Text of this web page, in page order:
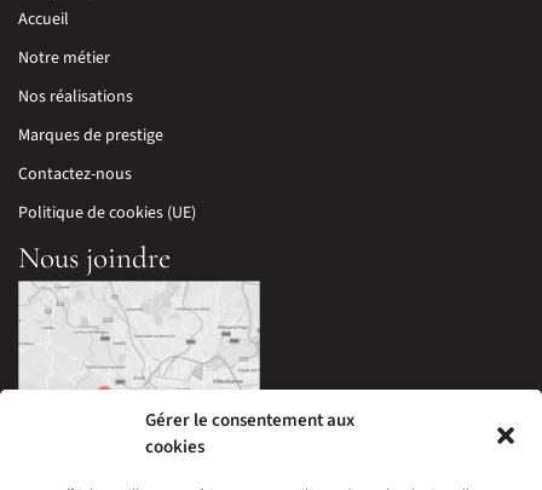
Gérer le consentement aux
cookies
Accueil
Notre métier
Nos réalisations
Marques de prestige
Contactez-nous
Politique de cookies (UE)
Nous joindre